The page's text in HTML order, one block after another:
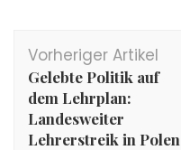
Vorheriger Artikel
Gelebte Politik auf
dem Lehrplan:
Landesweiter
Lehrerstreik in Polen